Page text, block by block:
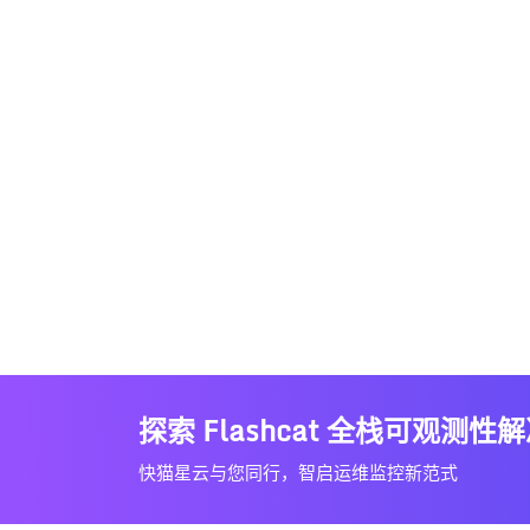
探索 Flashcat 全栈可观测性
快猫星云与您同行，智启运维监控新范式